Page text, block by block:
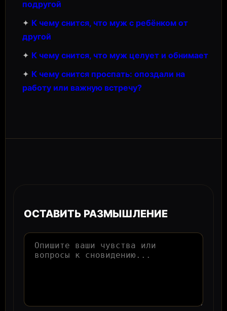
подругой
✦ К чему снится, что муж с ребёнком от
другой
✦ К чему снится, что муж целует и обнимает
✦ К чему снится проспать: опоздали на
работу или важную встречу?
ОСТАВИТЬ РАЗМЫШЛЕНИЕ